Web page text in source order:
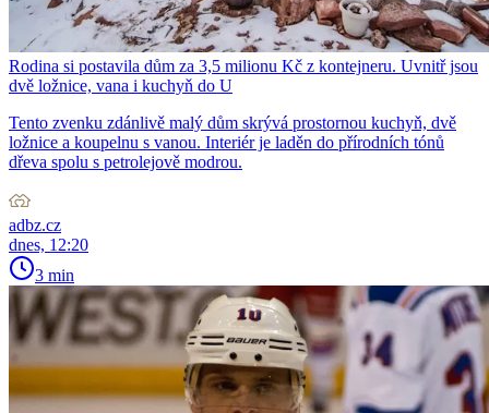
Rodina si postavila dům za 3,5 milionu Kč z kontejneru. Uvnitř jsou
dvě ložnice, vana i kuchyň do U
Tento zvenku zdánlivě malý dům skrývá prostornou kuchyň, dvě
ložnice a koupelnu s vanou. Interiér je laděn do přírodních tónů
dřeva spolu s petrolejově modrou.
adbz.cz
dnes, 12:20
3 min